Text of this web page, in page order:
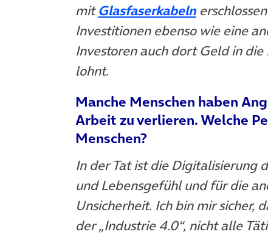
mitGlasfaserkabeln
Investitionen ebenso wie eine
Investoren auch dort Geld in
lohnt.
Manche Menschen haben
Arbeit zu verlieren. Welche
Menschen?
In der Tat ist die Digitalisierung
und Lebensgefühl und für die
Unsicherheit. Ich bin mir sicher,
der „Industrie 4.0“, nicht alle